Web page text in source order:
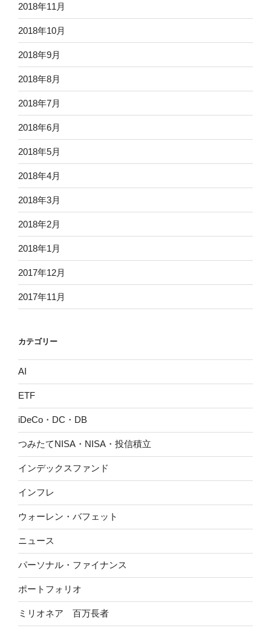
2018年11月
2018年10月
2018年9月
2018年8月
2018年7月
2018年6月
2018年5月
2018年4月
2018年3月
2018年2月
2018年1月
2017年12月
2017年11月
カテゴリー
AI
ETF
iDeCo・DC・DB
つみたてNISA・NISA・投信積立
インデックスファンド
インフレ
ウォーレン・バフェット
ニュース
パーソナル・ファイナンス
ポートフォリオ
ミリオネア 百万長者